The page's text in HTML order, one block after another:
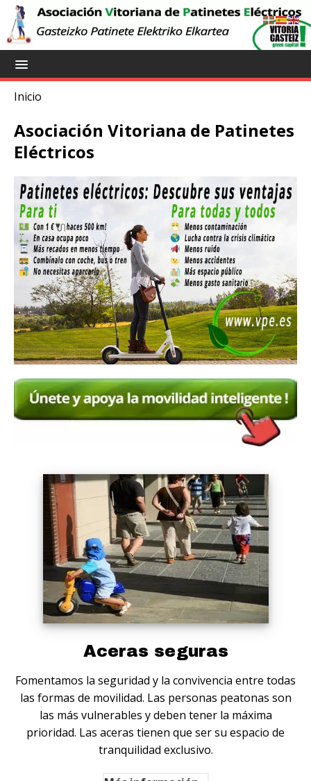
Inicio
Asociación Vitoriana de Patinetes
Eléctricos
Aceras seguras
Fomentamos la seguridad y la convivencia entre todas
las formas de movilidad. Las personas peatonas son
las más vulnerables y deben tener la máxima
prioridad. Las aceras tienen que ser su espacio de
tranquilidad exclusivo.